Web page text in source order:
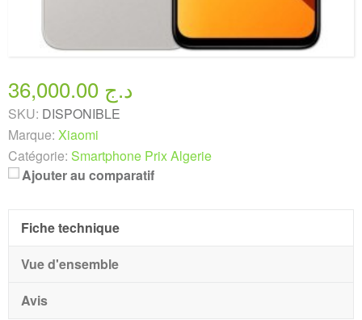
36,000.00 د.ج
SKU: DISPONIBLE
Marque: Xiaomi
Catégorie: Smartphone Prix Algerie
Ajouter au comparatif
Fiche technique
Vue d'ensemble
Avis